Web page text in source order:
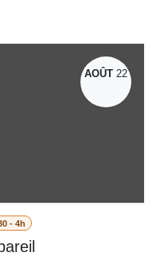
AOÛT 22
- 4h